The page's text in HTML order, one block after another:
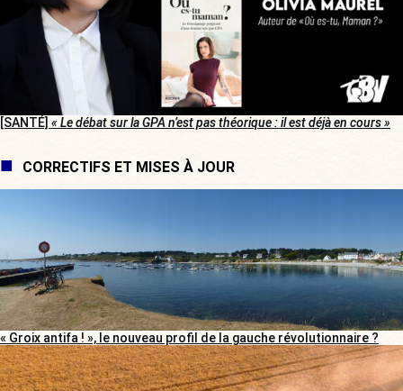
[SANTÉ] « Le débat sur la GPA n’est pas théorique : il est déjà en cours »
CORRECTIFS ET MISES À JOUR
« Groix antifa ! », le nouveau profil de la gauche révolutionnaire ?